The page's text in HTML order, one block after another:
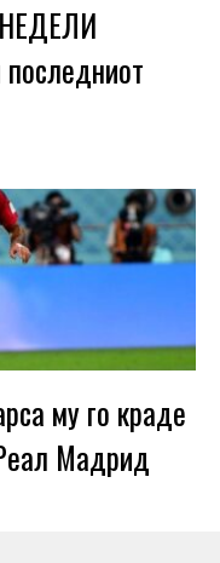
последниот
му го краде
Мадрид